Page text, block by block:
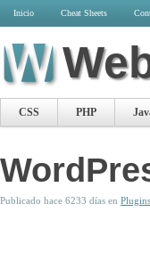
Inicio Cheat Sheets
CSS PHP
Publicado hace 6233 días en Plugins